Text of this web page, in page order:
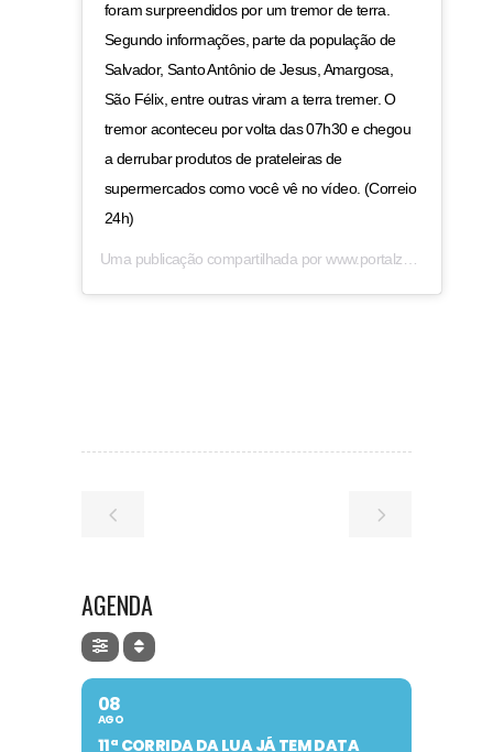
foram surpreendidos por um tremor de terra.
Segundo informações, parte da população de
Salvador, Santo Antônio de Jesus, Amargosa,
São Félix, entre outras viram a terra tremer. O
tremor aconteceu por volta das 07h30 e chegou
a derrubar produtos de prateleiras de
supermercados como você vê no vídeo. (Correio
24h)
Uma publicação compartilhada porwww.portalzap.com
AGENDA
08
AGO
11ª CORRIDA DA LUA JÁ TEM DATA